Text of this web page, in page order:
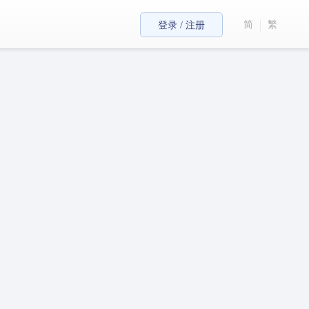
登录 / 注册 简 繁